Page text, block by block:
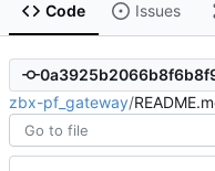
Code Issues
zbx-pf_gateway/